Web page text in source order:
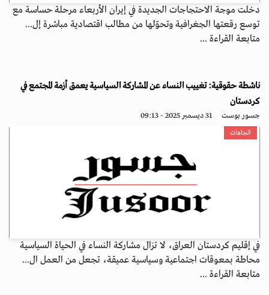
دخلت موجة الاحتجاجات الجديدة في إيران الأربعاء مرحلة حساسة مع
توسع رقعتها الجغرافية وتحوّلها من مطالب اقتصادية مباشرة إل...
متابعة القراءة ...
ناشطة حقوقية: تغييب النساء عن المشاركة السياسية يعمق أزمة المجتمع في
كردستان
جسور بوست 31 ديسمبر 2025 - 09:13
اتجاهات
في إقليم كردستان العراق، لا تزال مشاركة النساء في الحياة السياسية
محاطة بمعوقات اجتماعية وسياسية عميقة، تجعل من العمل ال...
متابعة القراءة ...